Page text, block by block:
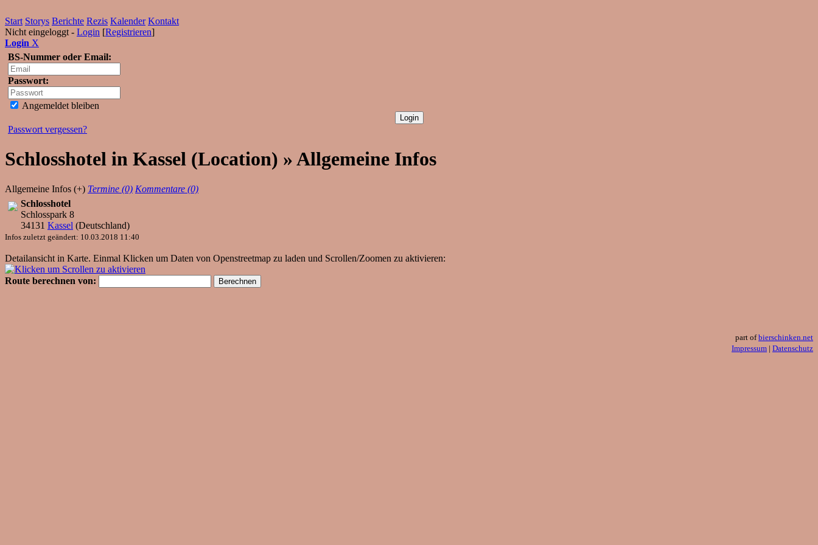
Start Storys Berichte Rezis Kalender Kontakt
Nicht eingeloggt - Login [Registrieren]
Login X
BS-Nummer oder Email:
Passwort:
Angemeldet bleiben
Passwort vergessen?
Schlosshotel in Kassel (Location) » Allgemeine Infos
Allgemeine Infos (+) Termine (0) Kommentare (0)
Schlosshotel
Schlosspark 8
34131 Kassel (Deutschland)
Infos zuletzt geändert: 10.03.2018 11:40
Detailansicht in Karte. Einmal Klicken um Daten von Openstreetmap zu laden und Scrollen/Zoomen zu aktivieren:
Route berechnen von:
part ofbierschinken.net
Impressum | Datenschutz